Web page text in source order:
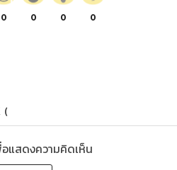
0 0 0 0
(
อแสดงความคิดเห็น